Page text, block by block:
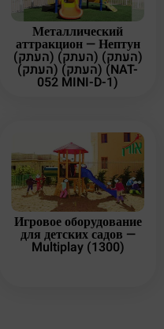
Металлический
аттракцион — Нептун
(העתק) (העתק) (העתק)
(העתק) (העתק) (NAT-
052 MINI-D-1)
Игровое оборудование
для детских садов —
Multiplay (1300)